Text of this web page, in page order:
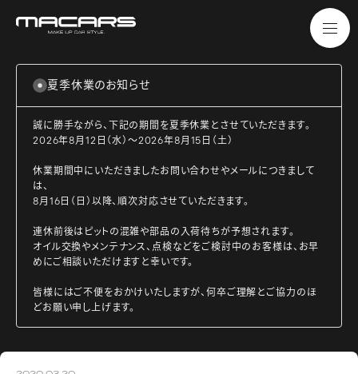
夏季休業のお知らせ
誠に勝手ながら、下記の期間を夏季休業とさせていただきます。
2026年8月12日（水）～2026年8月15日（土）
休業期間中にいただきましたお問い合わせやメールにつきまして
は、
8月16日（日）以降、順次対応させていただきます。
連休前後はピットの混雑や部品の入荷待ちが予想されます。
オイル交換やメンテナンス、点検などをご検討中のお客様は、お早
めにご相談いただけますと幸いです。
皆様にはご不便をおかけいたしますが、何卒ご理解とご協力のほ
どお願い申し上げます。